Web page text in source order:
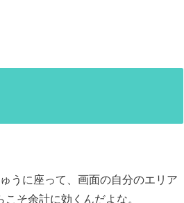
うに座って、画面の自分のエリア
そ余計に効くんだよな。